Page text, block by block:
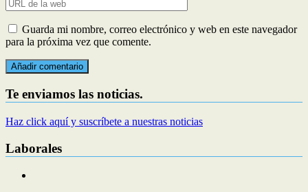
Guarda mi nombre, correo electrónico y web en este navegador
para la próxima vez que comente.
Te enviamos las noticias.
Haz click aquí y suscríbete a nuestras noticias
Laborales